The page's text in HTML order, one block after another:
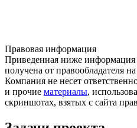
Правовая информация
Приведенная ниже информация
получена от правообладателя
Компания не несет
и прочие материалы,
скриншотах, взятых с сайта